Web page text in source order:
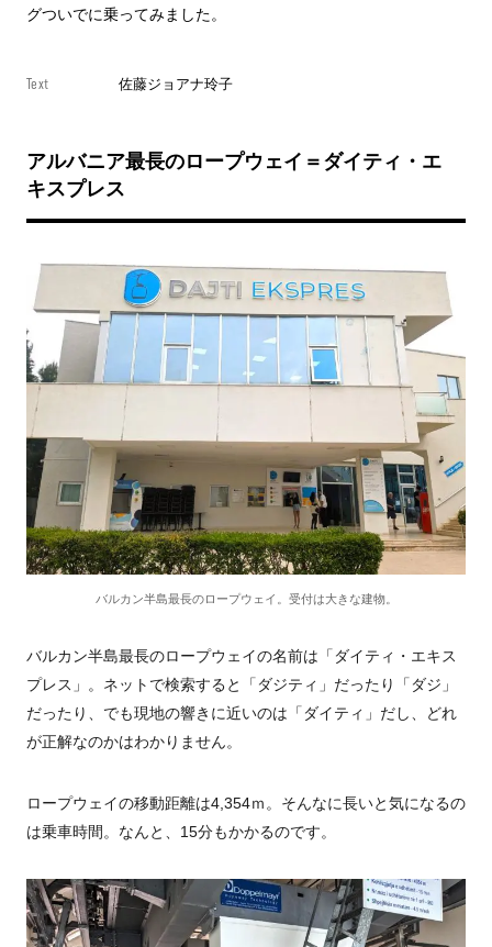
グついでに乗ってみました。
Text 佐藤ジョアナ玲子
アルバニア最長のロープウェイ＝ダイティ・エ
キスプレス
バルカン半島最長のロープウェイ。受付は大きな建物。
バルカン半島最長のロープウェイの名前は「ダイティ・エキス
プレス」。ネットで検索すると「ダジティ」だったり「ダジ」
だったり、でも現地の響きに近いのは「ダイティ」だし、どれ
が正解なのかはわかりません。
ロープウェイの移動距離は4,354ｍ。そんなに長いと気になるの
は乗車時間。なんと、15分もかかるのです。